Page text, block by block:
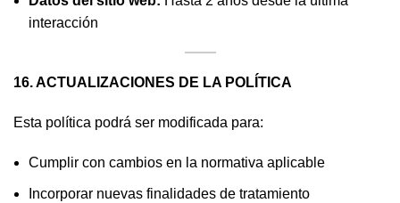
interacción
16. ACTUALIZACIONES DE LA POLÍTICA
Esta política podrá ser modificada para:
Cumplir con cambios en la normativa aplicable
Incorporar nuevas finalidades de tratamiento